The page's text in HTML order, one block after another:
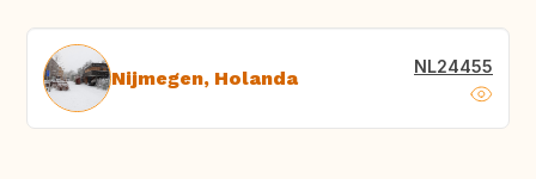
Nijmegen, Holanda NL24455